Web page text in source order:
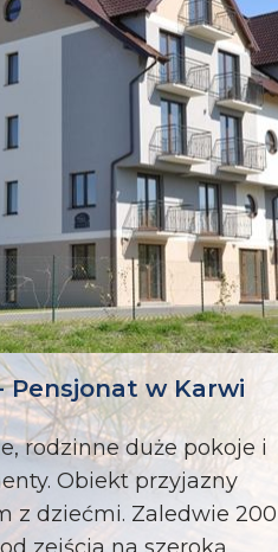
Pensjonat w Karwi
rodzinne duże pokoje i
Obiekt przyjazny
z dziećmi. Zaledwie 200